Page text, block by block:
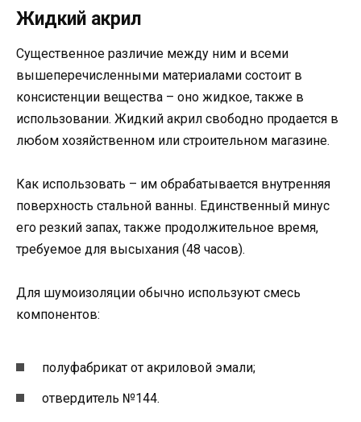
Жидкий акрил
Существенное различие между ним и всеми
вышеперечисленными материалами состоит в
консистенции вещества – оно жидкое, также в
использовании. Жидкий акрил свободно продается в
любом хозяйственном или строительном магазине.
Как использовать – им обрабатывается внутренняя
поверхность стальной ванны. Единственный минус
его резкий запах, также продолжительное время,
требуемое для высыхания (48 часов).
Для шумоизоляции обычно используют смесь
компонентов:
полуфабрикат от акриловой эмали;
отвердитель №144.